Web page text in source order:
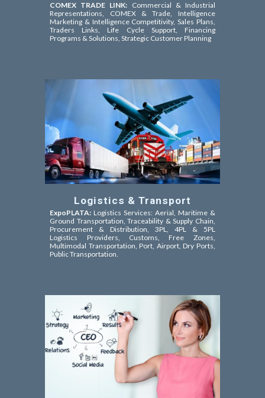
COMEX TRADE LINK: Commercial & Industrial
Representations, COMEX & Trade, Intelligence
Marketing & Intelligence Competitivity,Sales Plans,
Traders Links, Life Cycle Support, Financing
Programs & Solutions, Strategic Customer Planning
Logistics & Transport
ExpoPLATA: Logistics Services: Aerial, Maritime &
Ground Transportation, Traceability & Supply Chain,
Procurement & Distribution, 3PL, 4PL & 5PL
Logistics Providers, Customs, Free Zones,
Multimodal Transportation, Port, Airport, Dry Ports,
Public Transportation.